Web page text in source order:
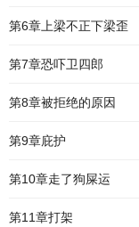
第6章上梁不正下梁歪
第7章恐吓卫四郎
第8章被拒绝的原因
第9章庇护
第10章走了狗屎运
第11章打架